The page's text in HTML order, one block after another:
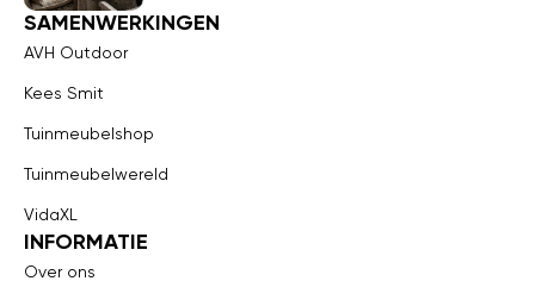
SAMENWERKINGEN
AVH Outdoor
Kees Smit
Tuinmeubelshop
Tuinmeubelwereld
VidaXL
INFORMATIE
Over ons